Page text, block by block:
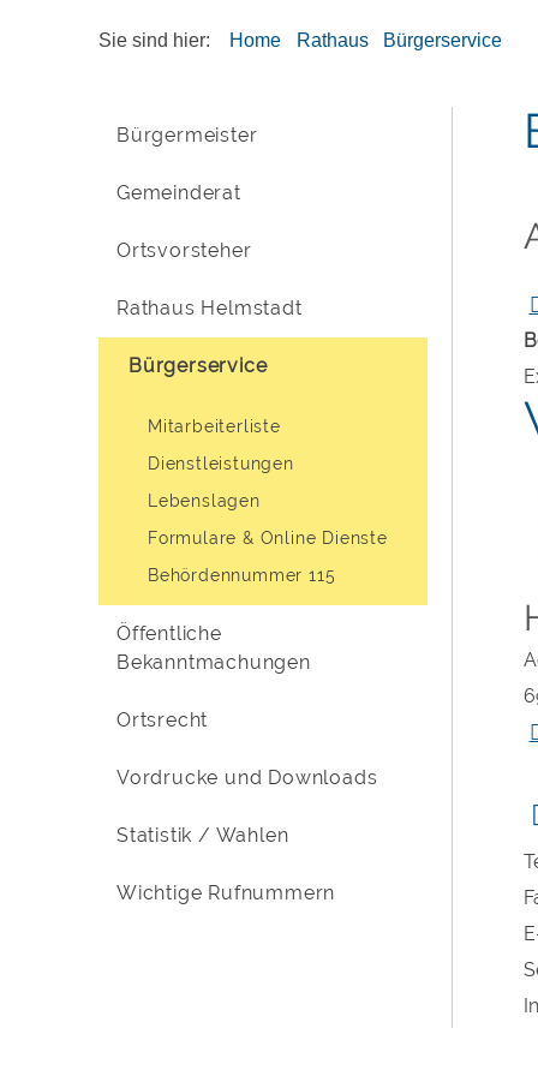
Sie sind hier: Home Rathaus Bürgerservice
Bürgermeister
Gemeinderat
Ortsvorsteher
Rathaus Helmstadt
Bürgerservice
Mitarbeiterliste
Dienstleistungen
Lebenslagen
Formulare & Online Dienste
Behördennummer 115
Öffentliche
Bekanntmachungen
Ortsrecht
Vordrucke und Downloads
Statistik / Wahlen
Wichtige Rufnummern